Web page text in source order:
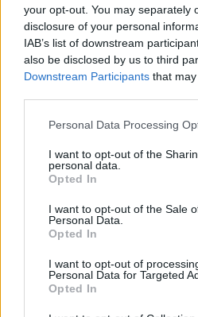
your opt-out. You may separately
disclosure of your personal
IAB’s list of downstream
also be disclosed by us to third
Downstream Participants that
Personal Data Processing
I want to opt-out of the
personal data.
Opted In
I want to opt-out of the Sale
Personal Data.
Opted In
I want to opt-out of
Personal Data for Targeted
Opted In
Info
Tietosuojalauseke
Mediatiedot
RSS-ohje
Lifestyle